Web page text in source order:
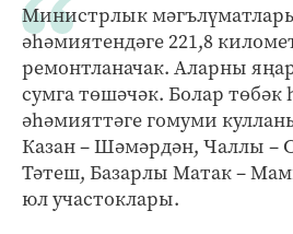
Министрлык
әһәмиятендәге 221,8
ремонтланачак. Аларны
сумга төшәчәк. Болар
әһәмияттәге гомуми
Казан – Шәмәрдән, Чаллы –
Тәтеш, Базарлы Матак –
юл участоклары.